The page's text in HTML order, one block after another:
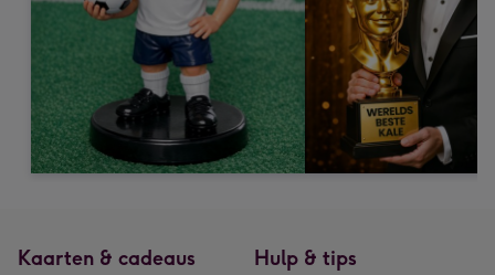
Kaarten & cadeaus Hulp & tips